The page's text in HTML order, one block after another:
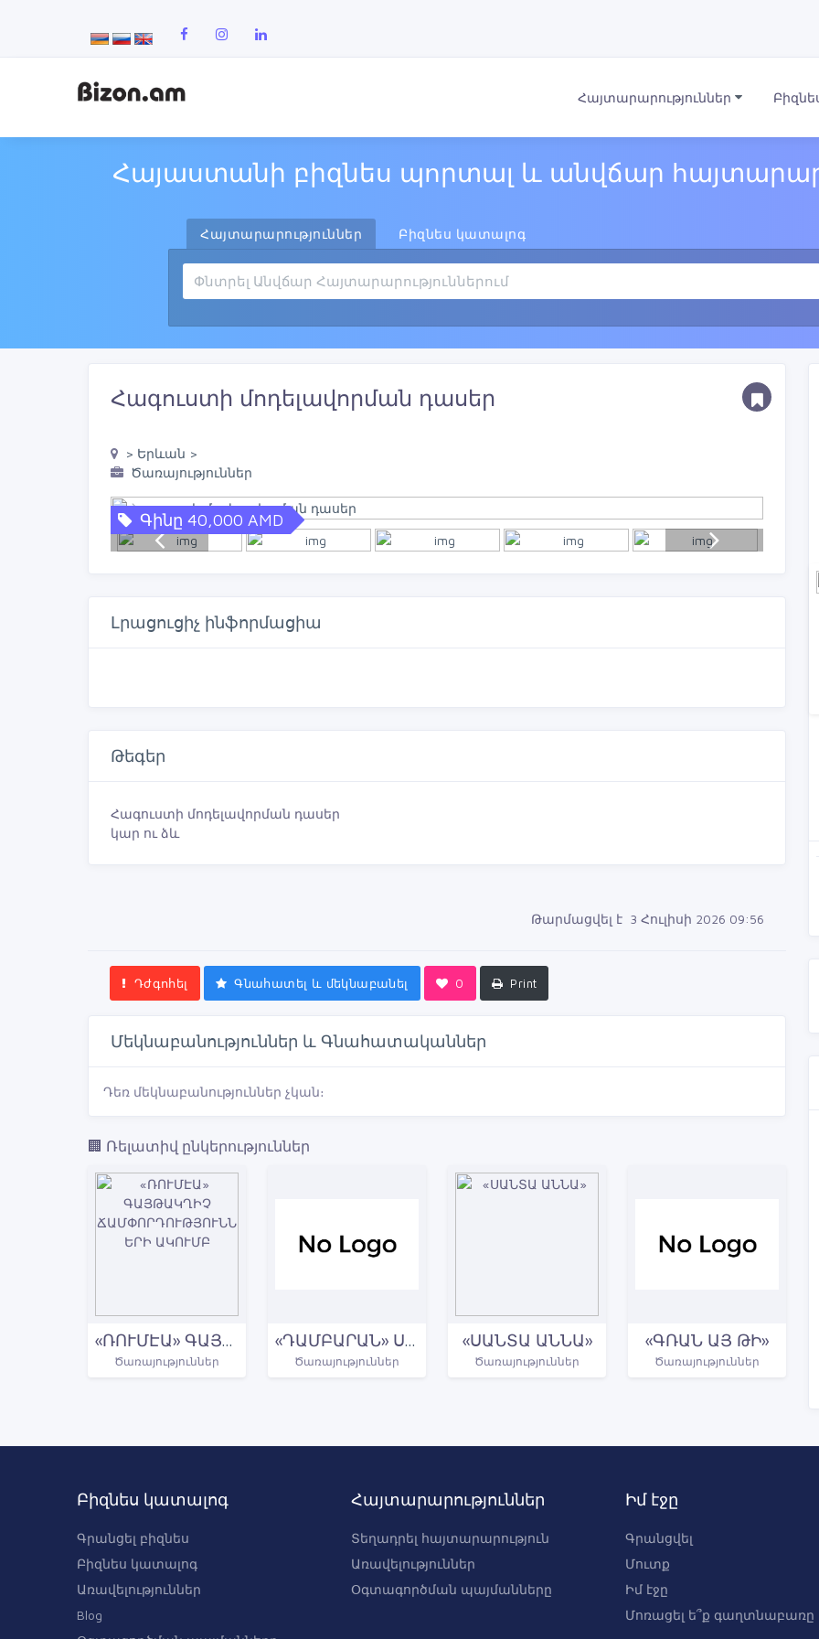
Հայտարարություններ
Հայաստանի բիզնես պորտալ և անվճար
Հայտարարություններ Բիզնես կատալոգ
Հագուստի մոդելավորման դասեր
> Երևան >
Ծառայություններ
Գինը 40,000 AMD
Լրացուցիչ ինֆորմացիա
Թեգեր
Հագուստի մոդելավորման դասեր
կար ու ձև
Թարմացվել է 3 Հուլիսի 2026 09:56
Դժգոհել Գնահատել և մեկնաբանել 0 Print
Մեկնաբանություններ և Գնահատականներ
Դեռ մեկնաբանություններ չկան։
🏢 Ռելատիվ ընկերություններ
«ՌՈՒՄԷԱ» ԳԱՅԹԱԿՂԻՉ ՃԱՄՓՈՐԴՈՒԹՅՈՒՆՆԵՐԻ ԱԿՈՒՄԲ
Ծառայություններ
«ԴԱՄԲԱՐԱՆ» ՍԳՈ ԾԱՌԱՅՈՒԹՅՈՒՆ
Ծառայություններ
«ՍԱՆՏԱ ԱՆՆԱ»
Ծառայություններ
«ԳՌԱՆ ԱՅ ԹԻ»
Ծառայություններ
Բիզնես կատալոգ
Գրանցել բիզնես
Բիզնես կատալոգ
Առավելություններ
Blog
Հայտարարություններ
Տեղադրել հայտարարություն
Առավելություններ
Օգտագործման պայմանները
Իմ էջը
Գրանցվել
Մուտք
Իմ էջը
Մոռացել ե՞ք գաղտնաբառը